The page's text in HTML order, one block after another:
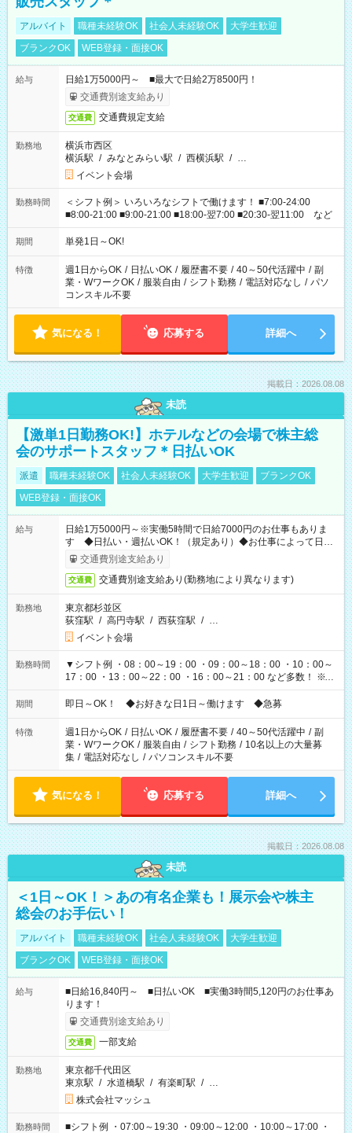
アルバイト 職種未経験OK 社会人未経験OK
大学生歓迎
ブランクOK
WEB登録・面接OK
給与
日給1万5000円～ ■最大で日給2万8500円！
交通費別途支給あり
交通費 交通費規定支給
勤務地
横浜市西区
横浜駅 / みなとみらい駅 / 西横浜駅 / …
イベント会場
勤務時間
＜シフト例＞ いろいろなシフトで働けます！ ■7:00-24:00
■8:00-21:00 ■9:00-21:00 ■18:00-翌7:00 ■20:30-翌11:00 など
期間 単発1日～OK!
特徴 週1日からOK / 日払いOK / 履歴書不要 / 40～50代活躍中 / 副
業・WワークOK / 服装自由 / シフト勤務 / 電話対応なし / パソ
コンスキル不要
気になる！ 応募する 詳細へ
掲載日：2026.08.08
未読
【激単1日勤務OK!】ホテルなどの会場で株主総
会のサポートスタッフ＊日払いOK
派遣 職種未経験OK 社会人未経験OK 大学生歓迎
ブランクOK
WEB登録・面接OK
給与
日給1万5000円～※実働5時間で日給7000円のお仕事もありま
す ◆日払い・週払いOK！（規定あり）◆お仕事によって日給
も異なります
交通費別途支給あり
交通費 交通費別途支給あり(勤務地により異なります)
勤務地
東京都杉並区
荻窪駅 / 高円寺駅 / 西荻窪駅 / …
イベント会場
勤務時間
▼シフト例 ・08：00～19：00 ・09：00～18：00 ・10：00～
17：00 ・13：00～22：00 ・16：00～21：00 など多数！ ※お
仕事により勤務時間が異なります
期間 即日～OK！ ◆お好きな日1日～働けます ◆急募
特徴 週1日からOK / 日払いOK / 履歴書不要 / 40～50代活躍中 / 副
業・WワークOK / 服装自由 / シフト勤務 / 10名以上の大量募
集 / 電話対応なし / パソコンスキル不要
気になる！ 応募する 詳細へ
掲載日：2026.08.08
未読
＜1日～OK！＞あの有名企業も！展示会や株主
総会のお手伝い！
アルバイト 職種未経験OK 社会人未経験OK
大学生歓迎
ブランクOK
WEB登録・面接OK
給与
■日給16,840円～ ■日払いOK ■実働3時間5,120円のお仕事あ
ります！
交通費別途支給あり
交通費 一部支給
勤務地
東京都千代田区
東京駅 / 水道橋駅 / 有楽町駅 / …
株式会社マッシュ
勤務時間
■シフト例 ・07:00～19:30 ・09:00～12:00 ・10:00～17:00 ・